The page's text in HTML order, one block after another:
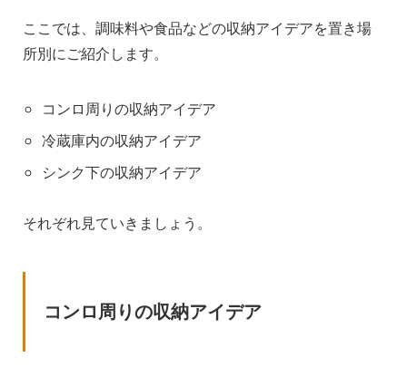
ここでは、調味料や食品などの収納アイデアを置き場
所別にご紹介します。
コンロ周りの収納アイデア
冷蔵庫内の収納アイデア
シンク下の収納アイデア
それぞれ見ていきましょう。
コンロ周りの収納アイデア